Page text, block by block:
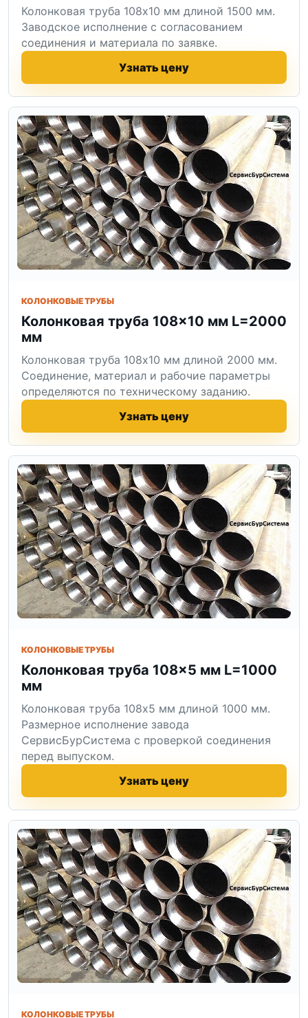
Колонковая труба 108x10 мм длиной 1500 мм.
Заводское исполнение с согласованием
соединения и материала по заявке.
Узнать цену
КОЛОНКОВЫЕ ТРУБЫ
Колонковая труба 108×10 мм L=2000
мм
Колонковая труба 108x10 мм длиной 2000 мм.
Соединение, материал и рабочие параметры
определяются по техническому заданию.
Узнать цену
КОЛОНКОВЫЕ ТРУБЫ
Колонковая труба 108×5 мм L=1000
мм
Колонковая труба 108x5 мм длиной 1000 мм.
Размерное исполнение завода
СервисБурСистема с проверкой соединения
перед выпуском.
Узнать цену
КОЛОНКОВЫЕ ТРУБЫ